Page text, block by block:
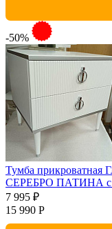
-50%
Тумба
СЕРЕБРО ПАТИНА с
7 995 ₽
15 990 Р